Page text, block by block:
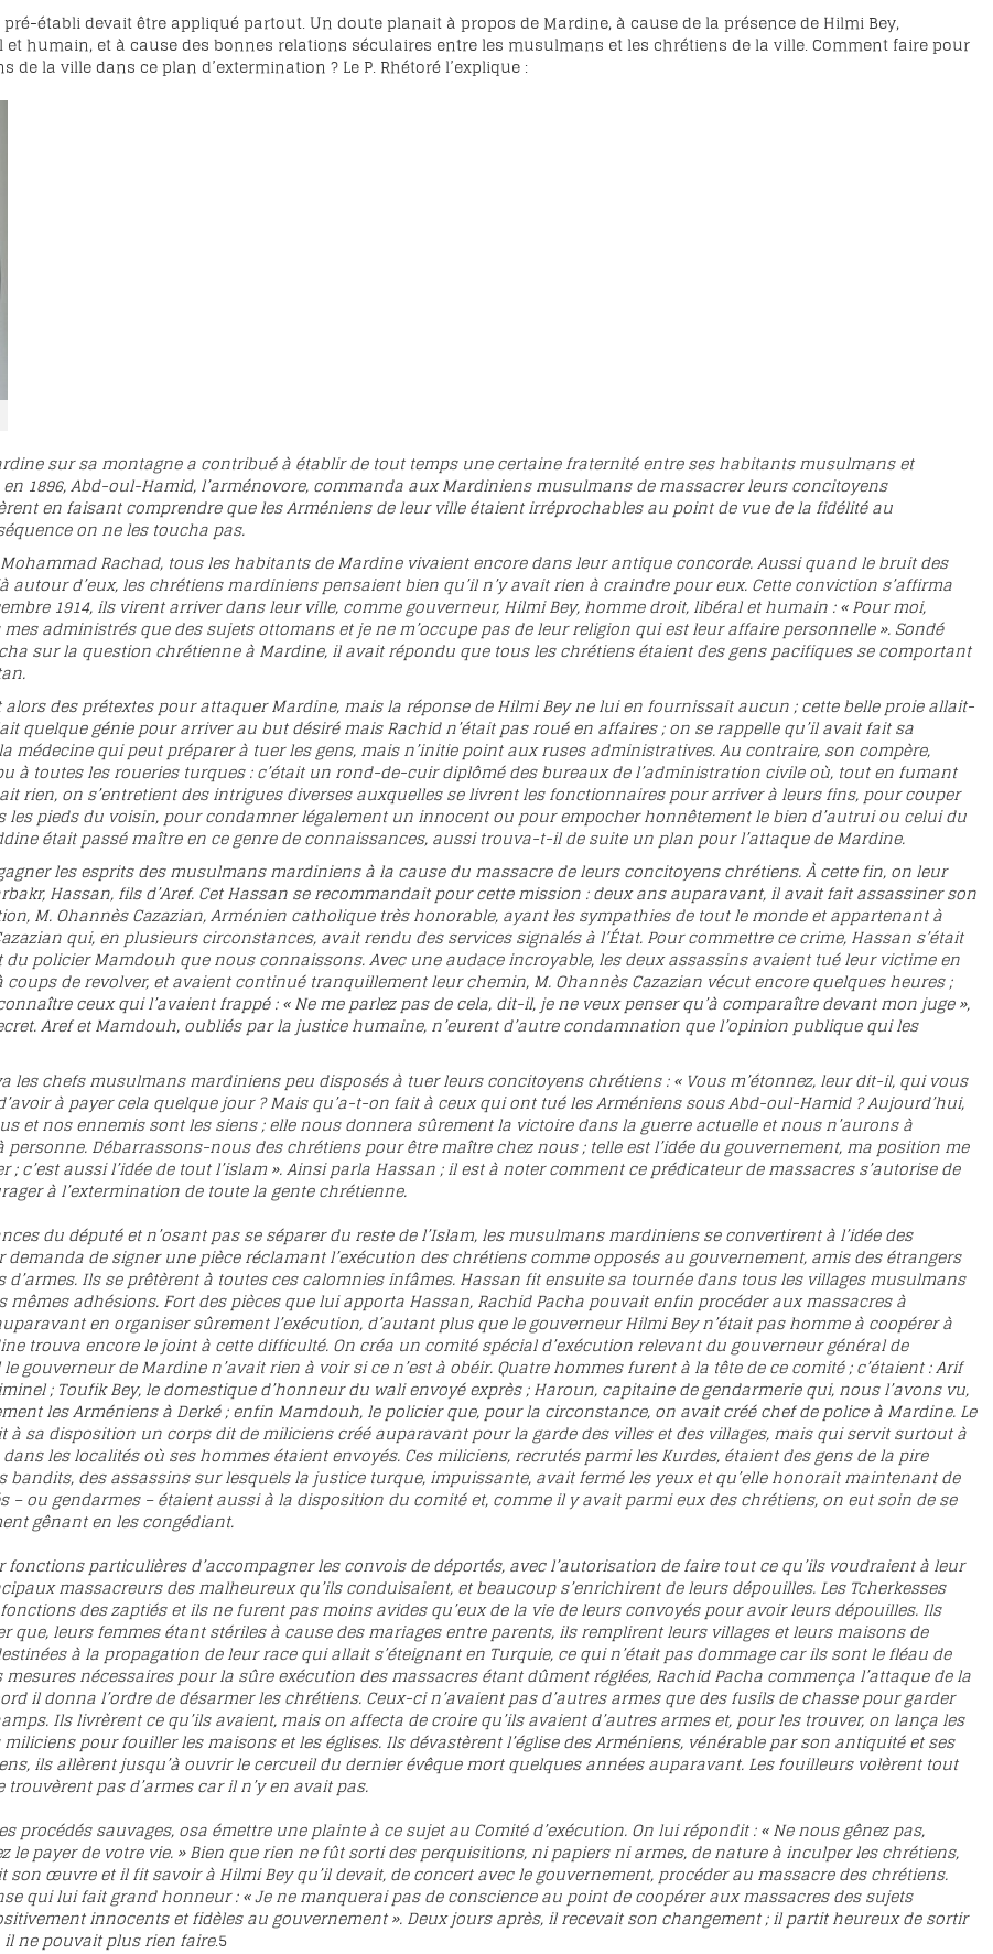
établi devait être appliqué partout. Un doute planait à propos de Mardine, à cause de la présence de Hilmi Bey,
humain, et à cause des bonnes relations séculaires entre les musulmans et les chrétiens de la ville. Comment faire pour
la ville dans ce plan d’extermination ? Le P. Rhétoré l’explique :
sur sa montagne a contribué à établir de tout temps une certaine fraternité entre ses habitants musulmans et
1896, Abd-oul-Hamid, l’arménovore, commanda aux Mardiniens musulmans de massacrer leurs concitoyens
en faisant comprendre que les Arméniens de leur ville étaient irréprochables au point de vue de la fidélité au
on ne les toucha pas.
Rachad, tous les habitants de Mardine vivaient encore dans leur antique concorde. Aussi quand le bruit des
autour d’eux, les chrétiens mardiniens pensaient bien qu’il n’y avait rien à craindre pour eux. Cette conviction s’affirma
1914, ils virent arriver dans leur ville, comme gouverneur, Hilmi Bey, homme droit, libéral et humain : « Pour moi,
administrés que des sujets ottomans et je ne m’occupe pas de leur religion qui est leur affaire personnelle ». Sondé
sur la question chrétienne à Mardine, il avait répondu que tous les chrétiens étaient des gens pacifiques se comportant
des prétextes pour attaquer Mardine, mais la réponse de Hilmi Bey ne lui en fournissait aucun ; cette belle proie allait-
quelque génie pour arriver au but désiré mais Rachid n’était pas roué en affaires ; on se rappelle qu’il avait fait sa
médecine qui peut préparer à tuer les gens, mais n’initie point aux ruses administratives. Au contraire, son compère,
à toutes les roueries turques : c’était un rond-de-cuir diplômé des bureaux de l’administration civile où, tout en fumant
rien, on s’entretient des intrigues diverses auxquelles se livrent les fonctionnaires pour arriver à leurs fins, pour couper
les pieds du voisin, pour condamner légalement un innocent ou pour empocher honnêtement le bien d’autrui ou celui du
était passé maître en ce genre de connaissances, aussi trouva-t-il de suite un plan pour l’attaque de Mardine.
les esprits des musulmans mardiniens à la cause du massacre de leurs concitoyens chrétiens. À cette fin, on leur
Hassan, fils d’Aref. Cet Hassan se recommandait pour cette mission : deux ans auparavant, il avait fait assassiner son
M. Ohannès Cazazian, Arménien catholique très honorable, ayant les sympathies de tout le monde et appartenant à
qui, en plusieurs circonstances, avait rendu des services signalés à l’État. Pour commettre ce crime, Hassan s’était
du policier Mamdouh que nous connaissons. Avec une audace incroyable, les deux assassins avaient tué leur victime en
de revolver, et avaient continué tranquillement leur chemin, M. Ohannès Cazazian vécut encore quelques heures ;
ceux qui l’avaient frappé : « Ne me parlez pas de cela, dit-il, je ne veux penser qu’à comparaître devant mon juge »,
Aref et Mamdouh, oubliés par la justice humaine, n’eurent d’autre condamnation que l’opinion publique qui les
les chefs musulmans mardiniens peu disposés à tuer leurs concitoyens chrétiens : « Vous m’étonnez, leur dit-il, qui vous
à payer cela quelque jour ? Mais qu’a-t-on fait à ceux qui ont tué les Arméniens sous Abd-oul-Hamid ? Aujourd’hui,
et nos ennemis sont les siens ; elle nous donnera sûrement la victoire dans la guerre actuelle et nous n’aurons à
personne. Débarrassons-nous des chrétiens pour être maître chez nous ; telle est l’idée du gouvernement, ma position me
; c’est aussi l’idée de tout l’islam ». Ainsi parla Hassan ; il est à noter comment ce prédicateur de massacres s’autorise de
à l’extermination de toute la gente chrétienne.
du député et n’osant pas se séparer du reste de l’Islam, les musulmans mardiniens se convertirent à l’idée des
de signer une pièce réclamant l’exécution des chrétiens comme opposés au gouvernement, amis des étrangers
d’armes. Ils se prêtèrent à toutes ces calomnies infâmes. Hassan fit ensuite sa tournée dans tous les villages musulmans
mêmes adhésions. Fort des pièces que lui apporta Hassan, Rachid Pacha pouvait enfin procéder aux massacres à
en organiser sûrement l’exécution, d’autant plus que le gouverneur Hilmi Bey n’était pas homme à coopérer à
trouva encore le joint à cette difficulté. On créa un comité spécial d’exécution relevant du gouverneur général de
gouverneur de Mardine n’avait rien à voir si ce n’est à obéir. Quatre hommes furent à la tête de ce comité ; c’étaient : Arif
; Toufik Bey, le domestique d’honneur du wali envoyé exprès ; Haroun, capitaine de gendarmerie qui, nous l’avons vu,
les Arméniens à Derké ; enfin Mamdouh, le policier que, pour la circonstance, on avait créé chef de police à Mardine. Le
à sa disposition un corps dit de miliciens créé auparavant pour la garde des villes et des villages, mais qui servit surtout à
les localités où ses hommes étaient envoyés. Ces miliciens, recrutés parmi les Kurdes, étaient des gens de la pire
bandits, des assassins sur lesquels la justice turque, impuissante, avait fermé les yeux et qu’elle honorait maintenant de
– ou gendarmes – étaient aussi à la disposition du comité et, comme il y avait parmi eux des chrétiens, on eut soin de se
gênant en les congédiant.
fonctions particulières d’accompagner les convois de déportés, avec l’autorisation de faire tout ce qu’ils voudraient à leur
massacreurs des malheureux qu’ils conduisaient, et beaucoup s’enrichirent de leurs dépouilles. Les Tcherkesses
des zaptiés etils ne furent pas moins avides qu’eux de la vie de leurs convoyés pour avoir leurs dépouilles. Ils
que, leurs femmes étant stériles à cause des mariages entre parents, ils remplirent leurs villages et leurs maisons de
à la propagation de leur race qui allait s’éteignant en Turquie, ce qui n’était pas dommage car ils sont le fléau de
nécessaires pour la sûre exécution des massacres étant dûment réglées, Rachid Pacha commença l’attaque de la
il donna l’ordre de désarmer les chrétiens. Ceux-ci n’avaient pas d’autres armes que des fusils de chasse pour garder
Ils livrèrent ce qu’ils avaient, mais on affecta de croire qu’ils avaient d’autres armes et, pour les trouver, on lança les
pour fouiller les maisons et les églises. Ils dévastèrent l’église des Arméniens, vénérable par son antiquité et ses
ils allèrent jusqu’à ouvrir le cercueil du dernier évêque mort quelques années auparavant. Les fouilleurs volèrent tout
pas d’armes car il n’y en avait pas.
procédés sauvages, osa émettre une plainte à ce sujet au Comité d’exécution. On lui répondit : « Ne nous gênez pas,
le payer de votre vie. » Bien que rien ne fût sorti des perquisitions, ni papiers ni armes, de nature à inculper les chrétiens,
son œuvre et il fit savoir à Hilmi Bey qu’il devait, de concert avec le gouvernement, procéder au massacre des chrétiens.
qui lui fait grand honneur : « Je ne manquerai pas de conscience au point de coopérer aux massacres des sujets
innocents et fidèles au gouvernement ». Deux jours après, il recevait son changement ; il partit heureux de sortir
ne pouvait plus rien faire.5